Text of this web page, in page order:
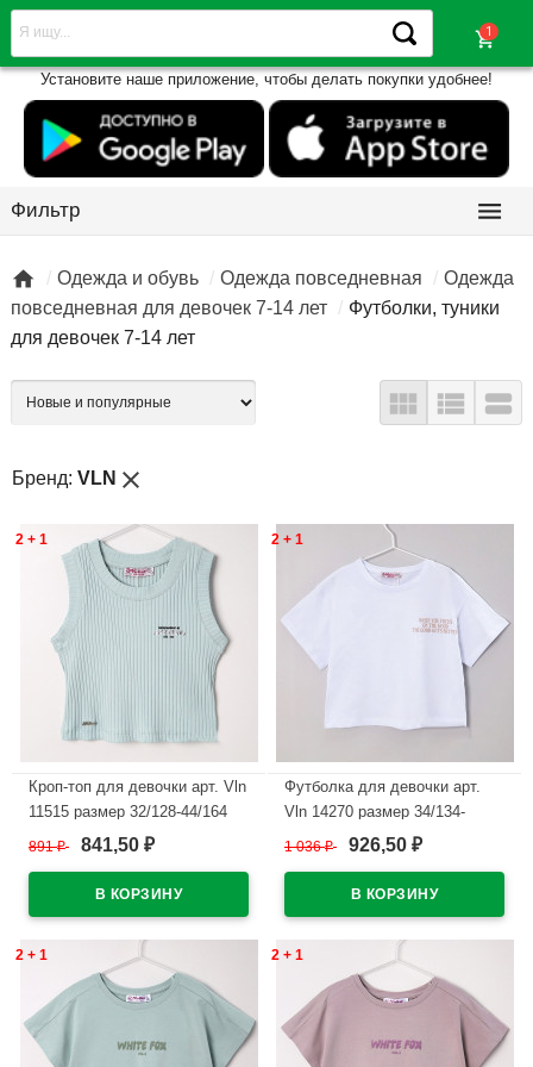
shopping_cart
Установите наше приложение, чтобы делать покупки удобнее!
Фильтр 
 Одежда и обувь Одежда повседневная
Одежда
повседневная для девочек 7-14 лет
Футболки, туники
для девочек 7-14 лет
  
Бренд: VLN close
2 + 1
Кроп-топ для девочки арт. Vln
11515 размер 32/128-44/164
цвет мятный
891₽ 841,50 ₽
2 + 1
Футболка для девочки арт.
Vln 14270 размер 34/134-
44/164 цвет белый
1 036₽ 926,50 ₽
2 + 1 2 + 1